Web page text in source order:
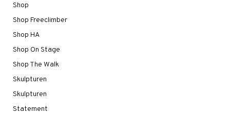
Shop
Shop Freeclimber
Shop HA
Shop On Stage
Shop The Walk
Skulpturen
Skulpturen
Statement